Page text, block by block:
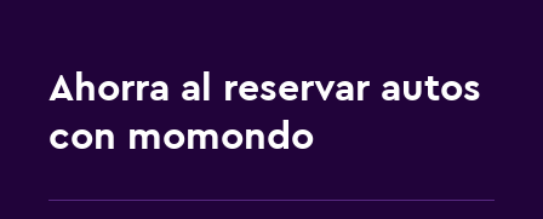
Ahorra al reservar autos
con momondo